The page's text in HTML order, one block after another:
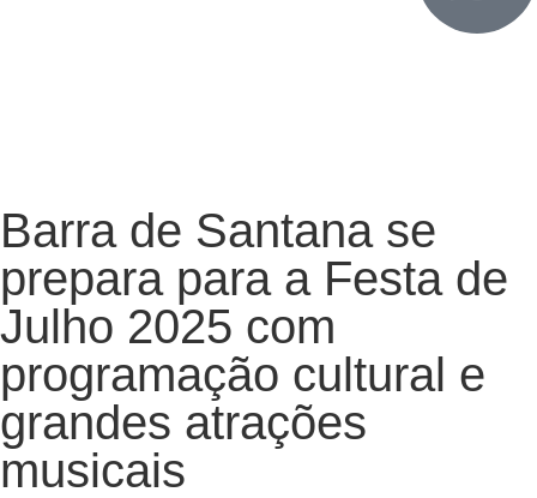
Barra de Santana se
prepara para a Festa de
Julho 2025 com
programação cultural e
grandes atrações
musicais